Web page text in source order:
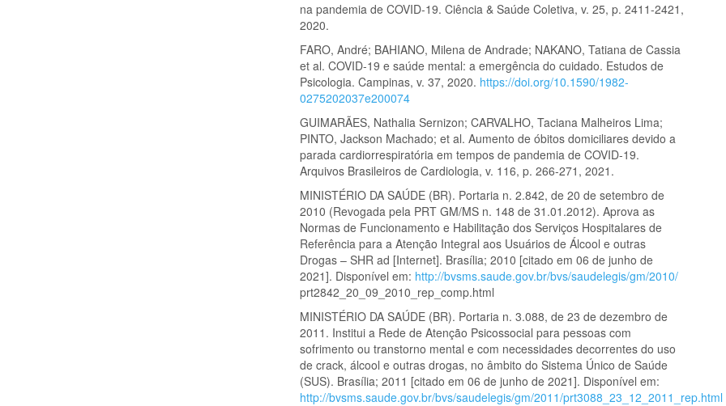
na pandemia de COVID-19. Ciência & Saúde Coletiva, v. 25, p. 2411-2421,
2020.
FARO, André; BAHIANO, Milena de Andrade; NAKANO, Tatiana de Cassia
et al. COVID-19 e saúde mental: a emergência do cuidado. Estudos de
Psicologia. Campinas, v. 37, 2020. https://doi.org/10.1590/1982-
0275202037e200074
GUIMARÃES, Nathalia Sernizon; CARVALHO, Taciana Malheiros Lima;
PINTO, Jackson Machado; et al. Aumento de óbitos domiciliares devido a
parada cardiorrespiratória em tempos de pandemia de COVID-19.
Arquivos Brasileiros de Cardiologia, v. 116, p. 266-271, 2021.
MINISTÉRIO DA SAÚDE (BR). Portaria n. 2.842, de 20 de setembro de
2010 (Revogada pela PRT GM/MS n. 148 de 31.01.2012). Aprova as
Normas de Funcionamento e Habilitação dos Serviços Hospitalares de
Referência para a Atenção Integral aos Usuários de Álcool e outras
Drogas – SHR ad [Internet]. Brasília; 2010 [citado em 06 de junho de
2021]. Disponível em: http://bvsms.saude.gov.br/bvs/saudelegis/gm/2010/
prt2842_20_09_2010_rep_comp.html
MINISTÉRIO DA SAÚDE (BR). Portaria n. 3.088, de 23 de dezembro de
2011. Institui a Rede de Atenção Psicossocial para pessoas com
sofrimento ou transtorno mental e com necessidades decorrentes do uso
de crack, álcool e outras drogas, no âmbito do Sistema Único de Saúde
(SUS). Brasília; 2011 [citado em 06 de junho de 2021]. Disponível em:
http://bvsms.saude.gov.br/bvs/saudelegis/gm/2011/prt3088_23_12_2011_rep.html